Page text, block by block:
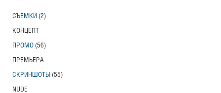
СЪЕМКИ (2)
КОНЦЕПТ
ПРОМО (56)
ПРЕМЬЕРА
СКРИНШОТЫ (55)
NUDE